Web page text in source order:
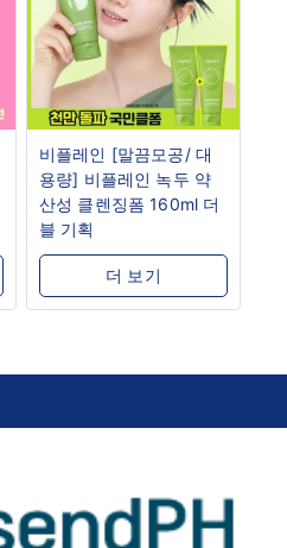
비플레인 [말끔모공/ 대
용량] 비플레인 녹두 약
산성 클렌징폼 160ml 더
블 기획
더 보기